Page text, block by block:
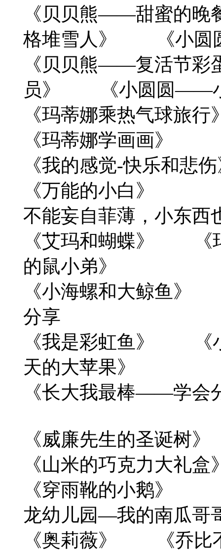
《贝贝熊——甜蜜的
格堆雪人》 《小圆
《贝贝熊——复活节
员》 《小圆圆——
《玛蒂娜乘热气球
《玛蒂娜学画画》
《我的感觉-快乐
《万能的小白》
不能妄自菲薄，小东西
《艾玛和蝴蝶》 《
的鼠小弟》
《小海螺和
分享
《我是彩虹鱼》 《
天的大苹果》
《长大我最棒——学
《威廉先生的圣
《山米的巧克力大礼盒
《穿雨靴的小鹅》
龙幼儿园—我的南瓜哥
《奥莉薇》 《乔